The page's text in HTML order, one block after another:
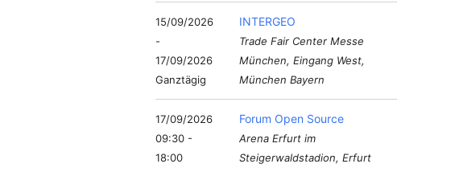
15/09/2026
-
17/09/2026
Ganztägig
INTERGEO
Trade Fair Center Messe
München, Eingang West,
München Bayern
17/09/2026
09:30 -
18:00
Forum Open Source
Arena Erfurt im
Steigerwaldstadion, Erfurt